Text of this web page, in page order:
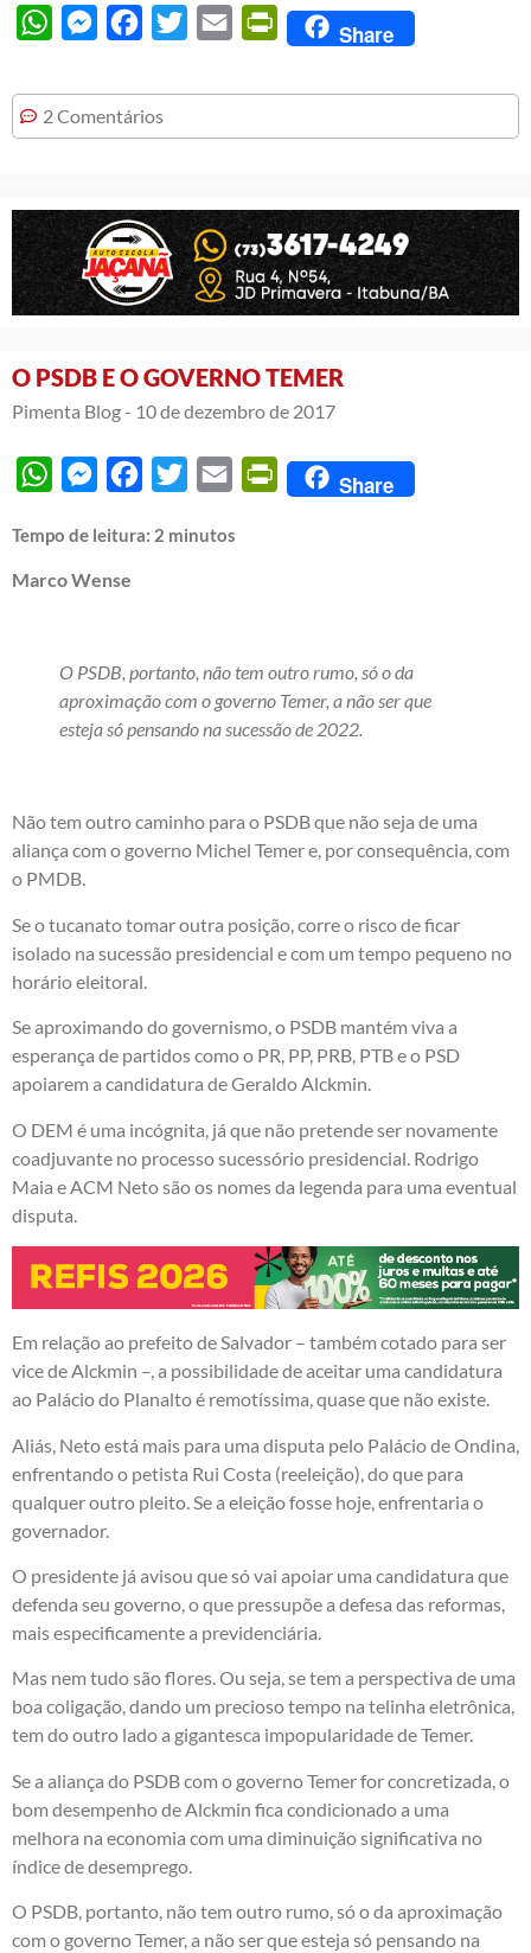
WhatsAppMessengerFacebook
Twitter Email PrintFriendly
Share
2 Comentários
O PSDB E O GOVERNO TEMER
Pimenta Blog - 10 de dezembro de 2017
WhatsAppMessengerFacebook
Twitter Email PrintFriendly
Share
Tempo de leitura: 2 minutos
Marco Wense
O PSDB, portanto, não tem outro rumo, só o da
aproximação com o governo Temer, a não ser que
esteja só pensando na sucessão de 2022.
Não tem outro caminho para o PSDB que não seja de uma
aliança com o governo Michel Temer e, por consequência, com
o PMDB.
Se o tucanato tomar outra posição, corre o risco de ficar
isolado na sucessão presidencial e com um tempo pequeno no
horário eleitoral.
Se aproximando do governismo, o PSDB mantém viva a
esperança de partidos como o PR, PP, PRB, PTB e o PSD
apoiarem a candidatura de Geraldo Alckmin.
O DEM é uma incógnita, já que não pretende ser novamente
coadjuvante no processo sucessório presidencial. Rodrigo
Maia e ACM Neto são os nomes da legenda para uma eventual
disputa.
Em relação ao prefeito de Salvador – também cotado para ser
vice de Alckmin –, a possibilidade de aceitar uma candidatura
ao Palácio do Planalto é remotíssima, quase que não existe.
Aliás, Neto está mais para uma disputa pelo Palácio de Ondina,
enfrentando o petista Rui Costa (reeleição), do que para
qualquer outro pleito. Se a eleição fosse hoje, enfrentaria o
governador.
O presidente já avisou que só vai apoiar uma candidatura que
defenda seu governo, o que pressupõe a defesa das reformas,
mais especificamente a previdenciária.
Mas nem tudo são flores. Ou seja, se tem a perspectiva de uma
boa coligação, dando um precioso tempo na telinha eletrônica,
tem do outro lado a gigantesca impopularidade de Temer.
Se a aliança do PSDB com o governo Temer for concretizada, o
bom desempenho de Alckmin fica condicionado a uma
melhora na economia com uma diminuição significativa no
índice de desemprego.
O PSDB, portanto, não tem outro rumo, só o da aproximação
com o governo Temer, a não ser que esteja só pensando na